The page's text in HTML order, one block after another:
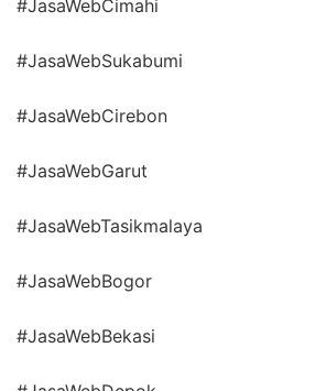
#JasaWebCimahi
#JasaWebSukabumi
#JasaWebCirebon
#JasaWebGarut
#JasaWebTasikmalaya
#JasaWebBogor
#JasaWebBekasi